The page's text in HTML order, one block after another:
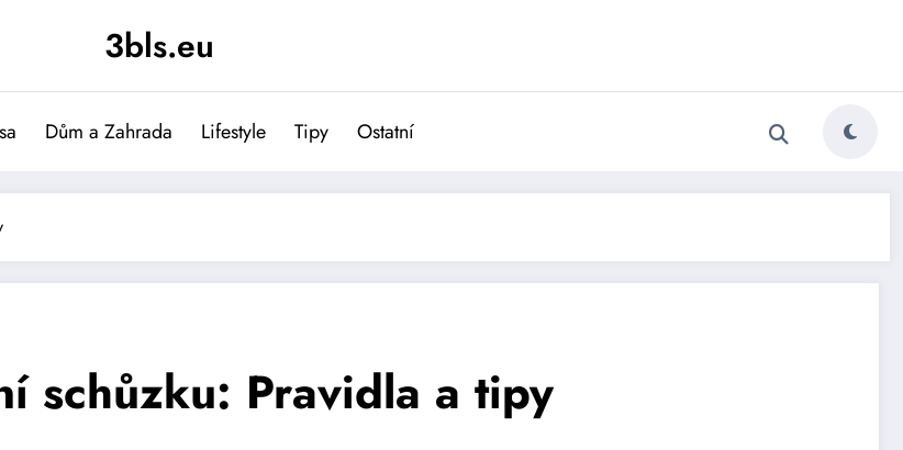
3bls.eu
Dům a Zahrada Lifestyle Tipy Ostatní
schůzku: Pravidla a tipy